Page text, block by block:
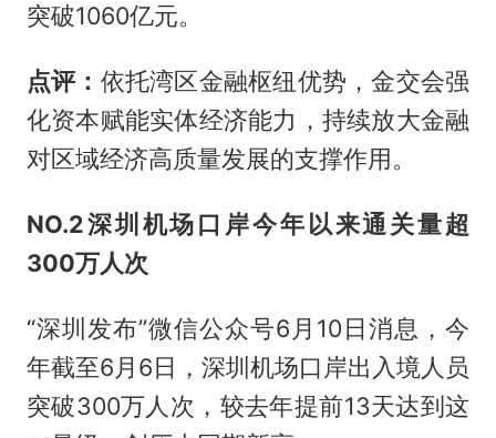
突破1060亿元。
点评： 依托湾区金融枢纽优势，金交会强
化资本赋能实体经济能力，持续放大金融
对区域经济高质量发展的支撑作用。
NO.2深圳机场口岸今年以来通关量超
300万人次
“深圳发布”微信公众号6月10日消息，今
年截至6月6日，深圳机场口岸出入境人员
突破300万人次，较去年提前13天达到这